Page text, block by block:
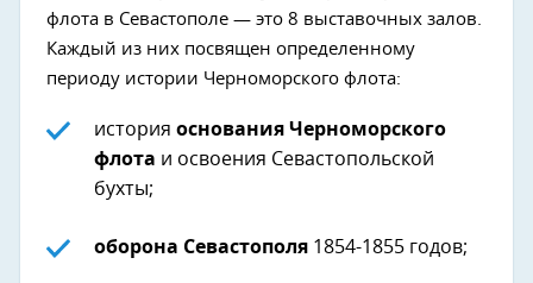
флота в Севастополе — это 8 выставочных залов.
Каждый из них посвящен определенному
периоду истории Черноморского флота:
история основания Черноморского
флота и освоения Севастопольской
бухты;
оборона Севастополя 1854-1855 годов;